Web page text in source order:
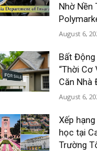
Nhờ Nền
August 6,
Bất Động
“Thời Cơ
Căn Nhà
August 6,
Xếp
học tại
Trường